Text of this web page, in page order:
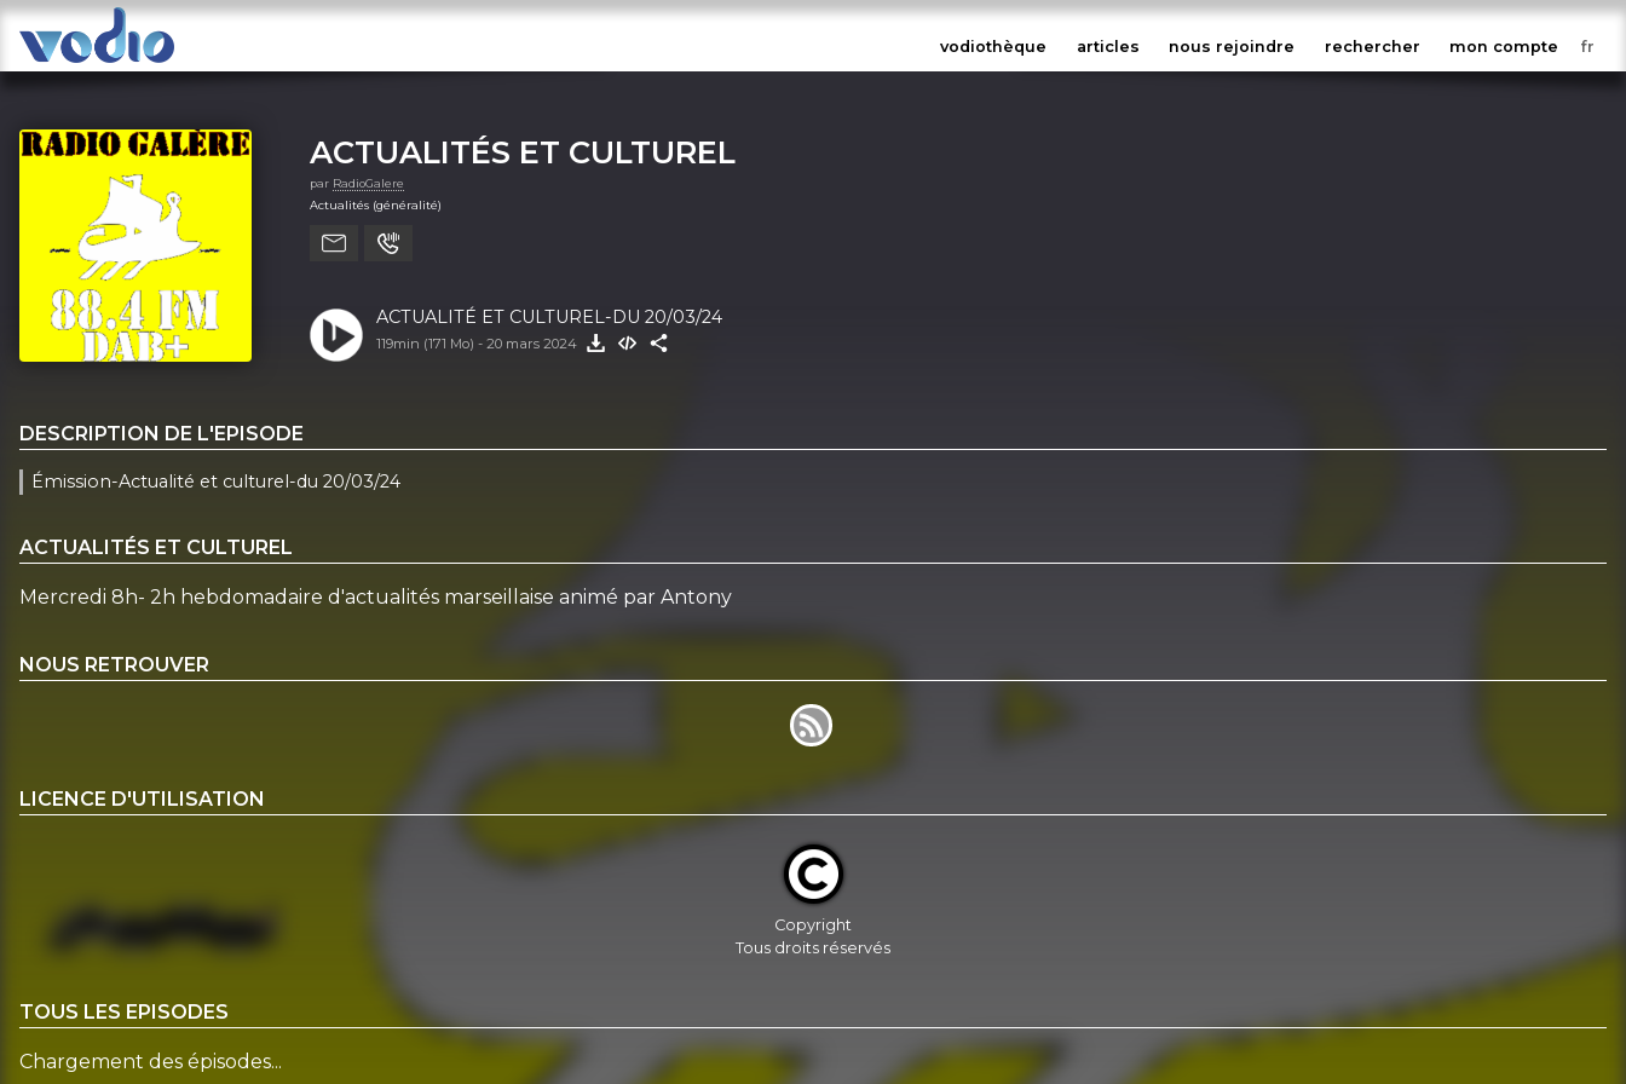
vodiothèque articles nous rejoindre rechercher mon compte
ACTUALITÉS ET CULTUREL
par RadioGalere
Actualités (généralité)
ACTUALITÉ ET CULTUREL-DU 20/03/24
119min (171 Mo) - 20 mars 2024
DESCRIPTION DE L'EPISODE
Émission-Actualité et culturel-du 20/03/24
ACTUALITÉS ET CULTUREL
Mercredi 8h- 2h hebdomadaire d'actualités marseillaise animé par Antony
NOUS RETROUVER
LICENCE D'UTILISATION
Copyright
Tous droits réservés
TOUS LES EPISODES
Chargement des épisodes...